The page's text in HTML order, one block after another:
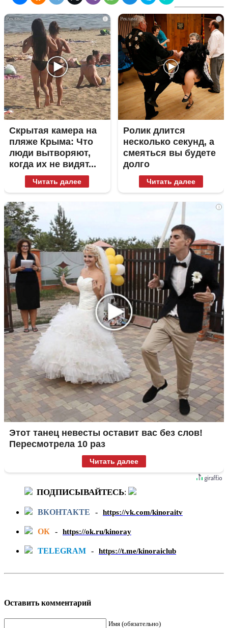
i
Скрытая камера на
пляже Крыма: Что
люди вытворяют,
когда их не видят...
Читать далее
i
Ролик длится
несколько секунд, а
смеяться вы будете
долго
Читать далее
i
Этот танец невесты оставит вас без слов!
Пересмотрела 10 раз
Читать далее
ПОДПИСЫВАЙТЕСЬ:
ВКОНТАКТЕ - https://vk.com/kinoraitv
ОК - https://ok.ru/kinoray
TELEGRAM - https://t.me/kinoraiclub
Оставить комментарий
Имя (обязательно)